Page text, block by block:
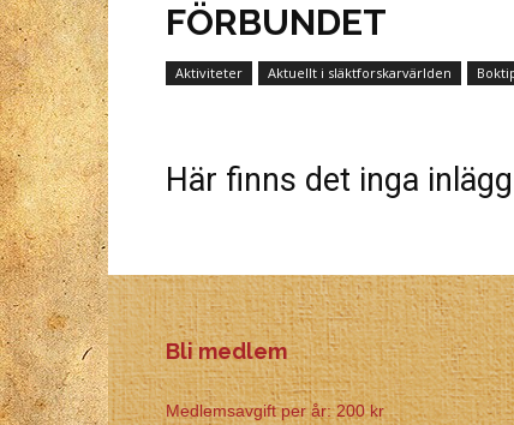
FÖRBUNDET
Aktiviteter Aktuellt i släktforskarvärlden
Här finns det inga
Bli medlem
Medlemsavgift per år: 200 kr